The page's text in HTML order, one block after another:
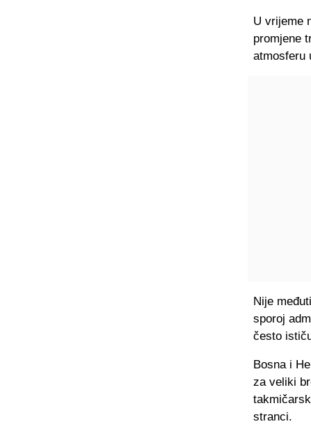
U vrijeme
promjene
atmosferu
Nije
sporoj
često
Bosna i
za veliki
stranci.